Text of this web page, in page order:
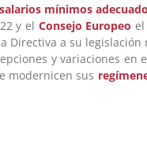
mínimos
y el Consejo Europeo el
a su legislación
y variaciones en
modernicen sus